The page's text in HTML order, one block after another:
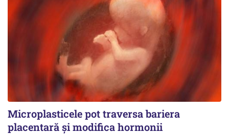
Microplasticele pot traversa bariera
placentară și modifica hormonii